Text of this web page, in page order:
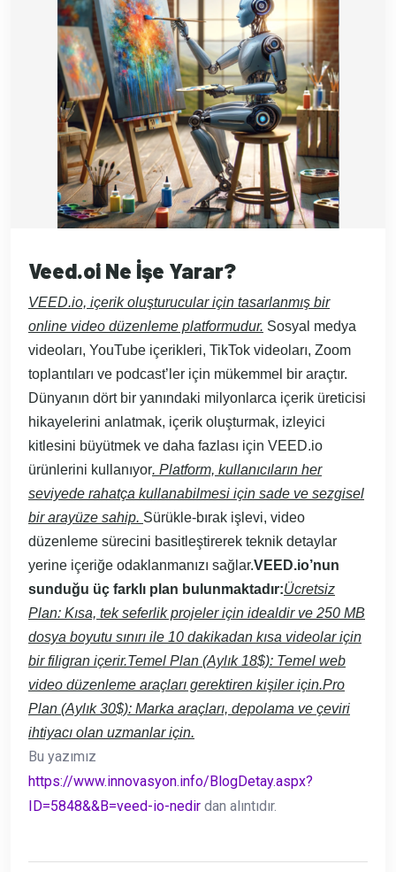
Veed.oi Ne İşe Yarar?
VEED.io, içerik oluşturucular için tasarlanmış bir
online video düzenleme platformudur. Sosyal medya
videoları, YouTube içerikleri, TikTok videoları, Zoom
toplantıları ve podcast’ler için mükemmel bir araçtır.
Dünyanın dört bir yanındaki milyonlarca içerik üreticisi
hikayelerini anlatmak, içerik oluşturmak, izleyici
kitlesini büyütmek ve daha fazlası için VEED.io
ürünlerini kullanıyor. Platform, kullanıcıların her
seviyede rahatça kullanabilmesi için sade ve sezgisel
bir arayüze sahip. Sürükle-bırak işlevi, video
düzenleme sürecini basitleştirerek teknik detaylar
yerine içeriğe odaklanmanızı sağlar.VEED.io’nun
sunduğu üç farklı plan bulunmaktadır:Ücretsiz
Plan: Kısa, tek seferlik projeler için idealdir ve 250 MB
dosya boyutu sınırı ile 10 dakikadan kısa videolar için
bir filigran içerir.Temel Plan (Aylık 18$): Temel web
video düzenleme araçları gerektiren kişiler için.Pro
Plan (Aylık 30$): Marka araçları, depolama ve çeviri
ihtiyacı olan uzmanlar için​​.
Bu yazımız
https://www.innovasyon.info/BlogDetay.aspx?
ID=5848&&B=veed-io-nedir dan alıntıdır.